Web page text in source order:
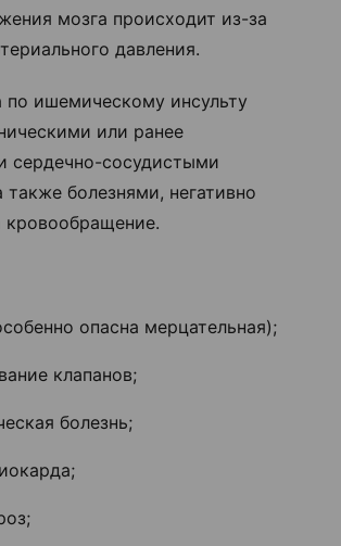
мозга происходит из-за
давления.
по ишемическому инсульту
или ранее
сердечно-сосудистыми
также болезнями, негативно
опасна мерцательная);
клапанов;
болезнь;